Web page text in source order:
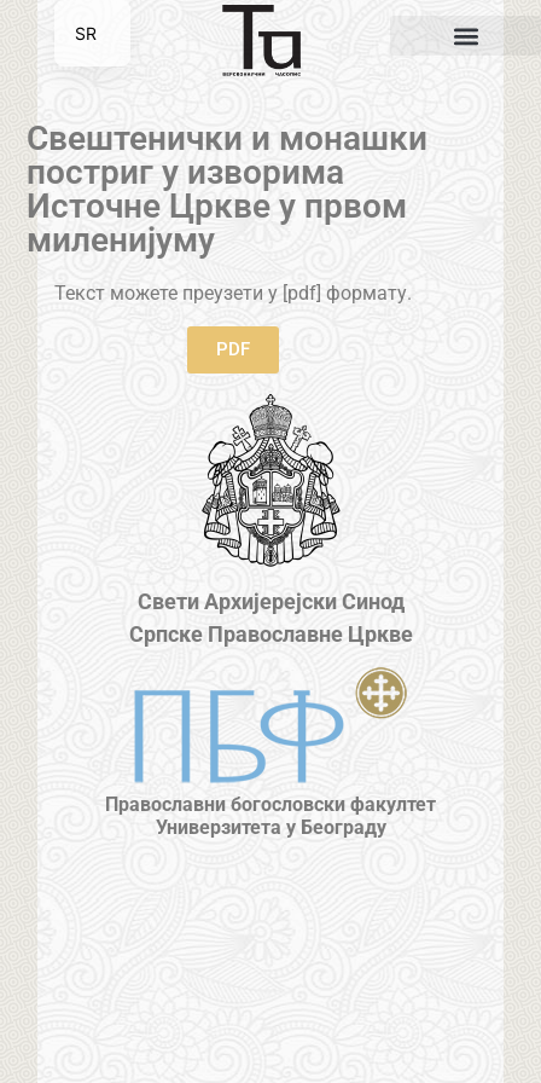
Свештенички и монашки
постриг у изворима
Источне Цркве у првом
миленијуму
Текст можете преузети у [pdf] формату.
PDF
Свети Архијерејски Синод
Српске Православне Цркве
Православни богословски факултет
Универзитета у Београду
SR
EN